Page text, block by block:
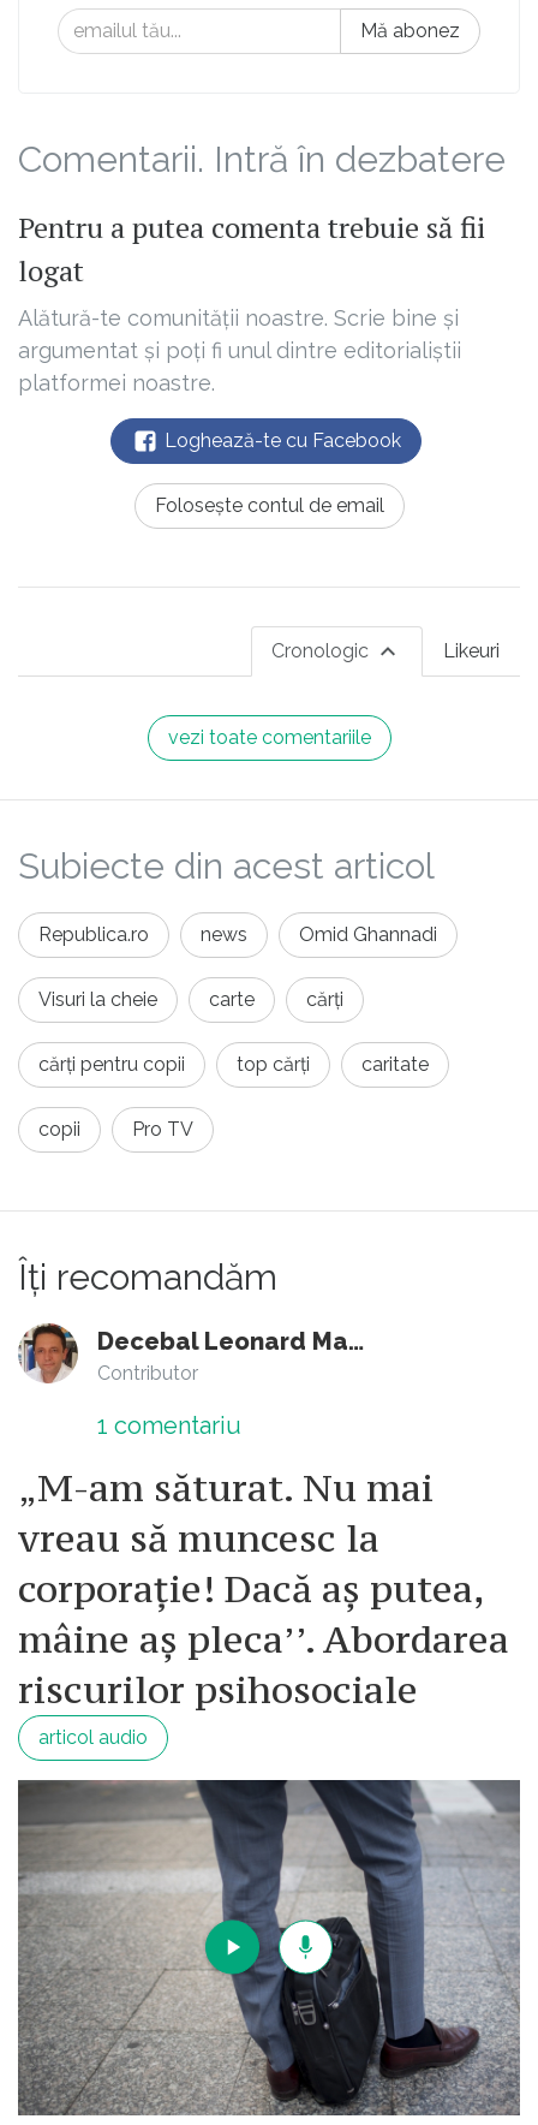
Mă abonez
Comentarii. Intră în dezbatere
Pentru a putea comenta trebuie să fii
logat
Alătură-te comunității noastre. Scrie bine și
argumentat și poți fi unul dintre editorialiștii
platformei noastre.
Loghează-te cu Facebook
Folosește contul de email
Likeuri
Cronologic
vezi toate comentariile
Subiecte din acest articol
Republica.ro news Omid Ghannadi
Visuri la cheie carte cărți
cărți pentru copii top cărți caritate
copii Pro TV
Îți recomandăm
Decebal Leonard Marin
Contributor
1 comentariu
„M-am săturat. Nu mai
vreau să muncesc la
corporație! Dacă aș putea,
mâine aș pleca’’. Abordarea
riscurilor psihosociale
articol audio